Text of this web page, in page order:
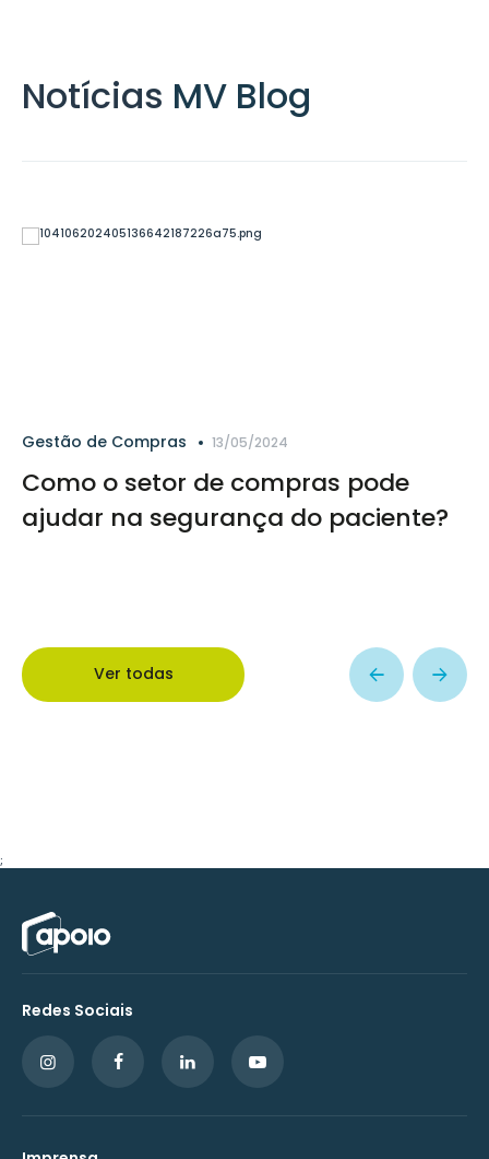
Notícias MV Blog
Gestão de Compras 13/05/2024
Como o setor de compras pode
ajudar na segurança do paciente?
Ver todas
;
Redes Sociais